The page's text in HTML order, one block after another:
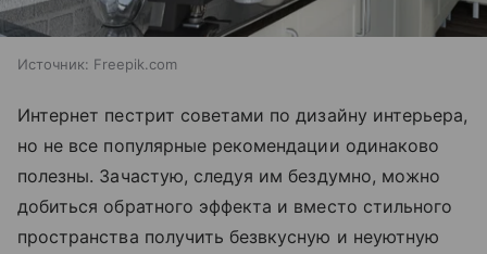
Источник: Freepik.com
Интернет пестрит советами по дизайну интерьера,
но не все популярные рекомендации одинаково
полезны. Зачастую, следуя им бездумно, можно
добиться обратного эффекта и вместо стильного
пространства получить безвкусную и неуютную